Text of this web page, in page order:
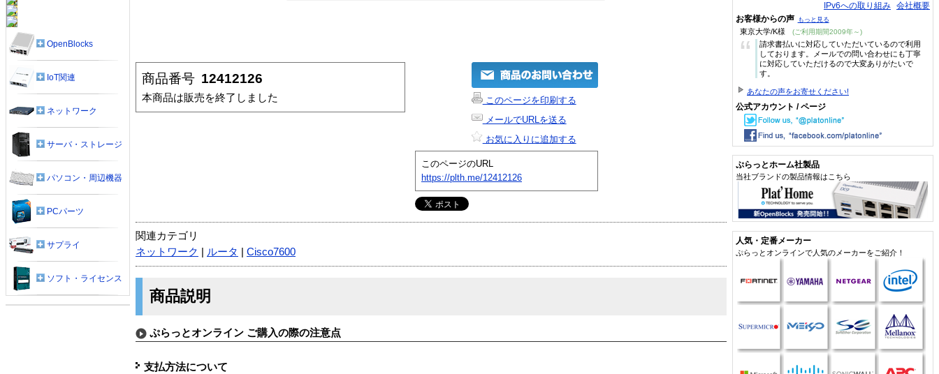
商品番号 12412126
本商品は販売を終了しました
このページを印刷する
メールでURLを送る
お気に入りに追加する
このページのURL
https://plth.me/12412126
関連カテゴリ
ネットワーク
ルータ Cisco7600
商品説明
ぷらっとオンライン ご購入の際の注意点
支払方法について
OpenBlocks
IoT関連
ネットワーク
サーバ・ストレージ
パソコン・周辺機器
PCパーツ
サプライ
ソフト・ライセンス
IPv6への取り組み 会社概要
お客様からの声 もっと見る
東京大学/K様 (ご利用期間2009年～)
“
請求書払いに対応していただいているので利用
しております。メールでの問い合わせにも丁寧
に対応していただけるので大変ありがたいで
す。
あなたの声をお寄せください!
公式アカウント / ページ
ぷらっとホーム社製品
当社ブランドの製品情報はこちら
人気・定番メーカー
ぷらっとオンラインで人気のメーカーをご紹介！